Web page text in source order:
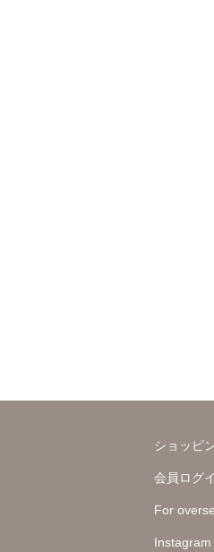
ショッピ
会員ログ
For
Instagram